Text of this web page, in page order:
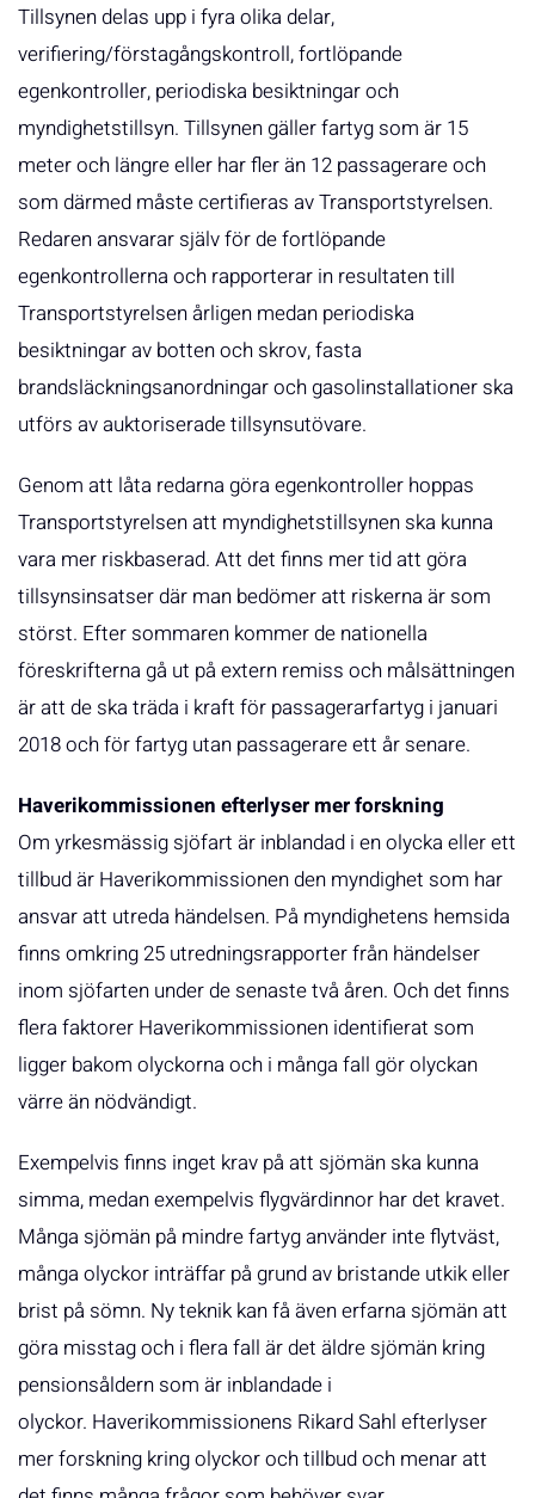
Tillsynen delas upp i fyra olika delar,
verifiering/förstagångskontroll, fortlöpande
egenkontroller, periodiska besiktningar och
myndighetstillsyn. Tillsynen gäller fartyg som är 15
meter och längre eller har fler än 12 passagerare och
som därmed måste certifieras av Transportstyrelsen.
Redaren ansvarar själv för de fortlöpande
egenkontrollerna och rapporterar in resultaten till
Transportstyrelsen årligen medan periodiska
besiktningar av botten och skrov, fasta
brandsläckningsanordningar och gasolinstallationer ska
utförs av auktoriserade tillsynsutövare.
Genom att låta redarna göra egenkontroller hoppas
Transportstyrelsen att myndighetstillsynen ska kunna
vara mer riskbaserad. Att det finns mer tid att göra
tillsynsinsatser där man bedömer att riskerna är som
störst. Efter sommaren kommer de nationella
föreskrifterna gå ut på extern remiss och målsättningen
är att de ska träda i kraft för passagerarfartyg i januari
2018 och för fartyg utan passagerare ett år senare.
Haverikommissionen efterlyser mer forskning
Om yrkesmässig sjöfart är inblandad i en olycka eller ett
tillbud är Haverikommissionen den myndighet som har
ansvar att utreda händelsen. På myndighetens hemsida
finns omkring 25 utredningsrapporter från händelser
inom sjöfarten under de senaste två åren. Och det finns
flera faktorer Haverikommissionen identifierat som
ligger bakom olyckorna och i många fall gör olyckan
värre än nödvändigt.
Exempelvis finns inget krav på att sjömän ska kunna
simma, medan exempelvis flygvärdinnor har det kravet.
Många sjömän på mindre fartyg använder inte flytväst,
många olyckor inträffar på grund av bristande utkik eller
brist på sömn. Ny teknik kan få även erfarna sjömän att
göra misstag och i flera fall är det äldre sjömän kring
pensionsåldern som är inblandade i
olyckor. Haverikommissionens Rikard Sahl efterlyser
mer forskning kring olyckor och tillbud och menar att